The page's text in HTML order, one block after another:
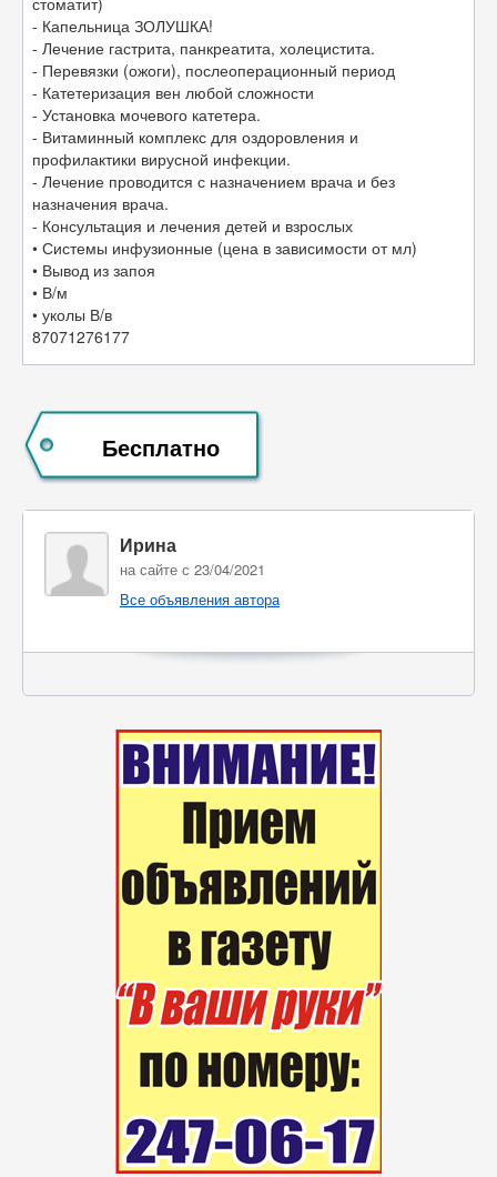
- Капельница ЗОЛУШКА!
- Лечение гастрита, панкреатита, холецистита.
- Перевязки (ожоги), послеоперационный период
- Катетеризация вен любой сложности
- Установка мочевого катетера.
- Витаминный комплекс для оздоровления и
профилактики вирусной инфекции.
- Лечение проводится с назначением врача и без
назначения врача.
- Консультация и лечения детей и взрослых
• Системы инфузионные (цена в зависимости от мл)
• Вывод из запоя
• В/м
• уколы В/в
87071276177
Бесплатно
Ирина
на сайте с 23/04/2021
Все объявления автора